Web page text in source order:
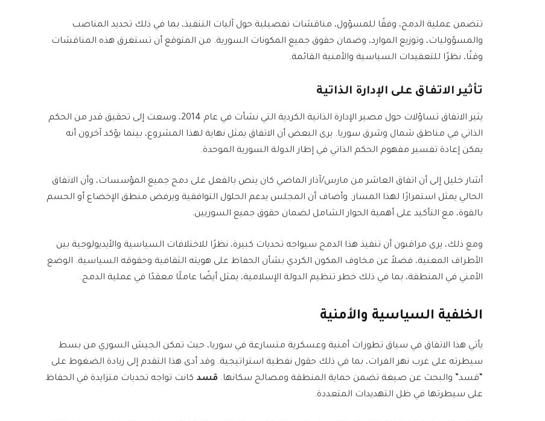
تتضمن عملية الدمج، وفقًا للمسؤول، مناقشات تفصيلية حول آليات التنفيذ، بما في ذلك تحديد المناصب
والمسؤوليات، وتوزيع الموارد، وضمان حقوق جميع المكونات السورية. من المتوقع أن تستغرق هذه المناقشات
وقتًا، نظرًا للتعقيدات السياسية والأمنية القائمة.
تأثير الاتفاق على الإدارة الذاتية
يثير الاتفاق تساؤلات حول مصير الإدارة الذاتية الكردية التي نشأت في عام 2014، وسعت إلى تحقيق قدر من الحكم
الذاتي في مناطق شمال وشرق سوريا. يرى البعض أن الاتفاق يمثل نهاية لهذا المشروع، بينما يؤكد آخرون أنه
يمكن إعادة تفسير مفهوم الحكم الذاتي في إطار الدولة السورية الموحدة.
أشار خليل إلى أن اتفاق العاشر من مارس/آذار الماضي كان ينص بالفعل على دمج جميع المؤسسات، وأن الاتفاق
الحالي يمثل استمرارًا لهذا المسار. وأضاف أن المجلس يدعم الحلول التوافقية ويرفض منطق الإخضاع أو الحسم
بالقوة، مع التأكيد على أهمية الحوار الشامل لضمان حقوق جميع السوريين.
ومع ذلك، يرى مراقبون أن تنفيذ هذا الدمج سيواجه تحديات كبيرة، نظرًا للاختلافات السياسية والأيديولوجية بين
الأطراف المعنية، فضلاً عن مخاوف المكون الكردي بشأن الحفاظ على هويته الثقافية وحقوقه السياسية. الوضع
الأمني في المنطقة، بما في ذلك خطر تنظيم الدولة الإسلامية، يمثل أيضًا عاملًا معقدًا في عملية الدمج.
الخلفية السياسية والأمنية
يأتي هذا الاتفاق في سياق تطورات أمنية وعسكرية متسارعة في سوريا، حيث تمكن الجيش السوري من بسط
سيطرته على غرب نهر الفرات، بما في ذلك حقول نفطية استراتيجية. وقد أدى هذا التقدم إلى زيادة الضغوط على
“قسد” والبحث عن صيغة تضمن حماية المنطقة ومصالح سكانها. قسد كانت تواجه تحديات متزايدة في الحفاظ
على سيطرتها في ظل التهديدات المتعددة.